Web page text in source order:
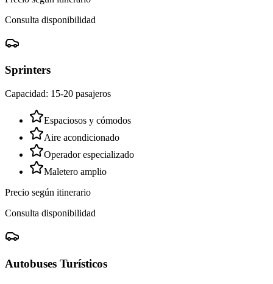
Consulta disponibilidad
Sprinters
Capacidad: 15-20 pasajeros
Espaciosos y cómodos
Aire acondicionado
Operador especializado
Maletero amplio
Precio según itinerario
Consulta disponibilidad
Autobuses Turísticos